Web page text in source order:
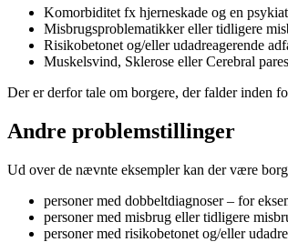
Komorbiditet fx hjerneskade og en
Misbrugsproblematikker eller tidligere
Risikobetonet og/eller udadreagerende
Muskelsvind, Sklerose eller Cerebral
Der er derfor tale om borgere, der falder inden
Andre problemstillinger
Ud over de nævnte eksempler kan der være
personer med dobbeltdiagnoser – for
personer med misbrug eller tidligere
personer med risikobetonet og/eller